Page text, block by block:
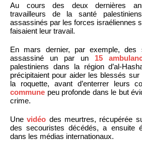
Au cours des deux dernières
travailleurs de la santé
assassinés par les forces israéliennes
faisaient leur travail.
En mars dernier, par exemple, des
assassiné un par un 15
palestiniens dans la région d’al-
précipitaient pour aider les blessés sur
la roquette, avant d’enterrer leurs
commune peu profonde dans le but
crime.
Unevidéo des meurtres, récupérée
des secouristes décédés, a ensuite
dans les médias internationaux.